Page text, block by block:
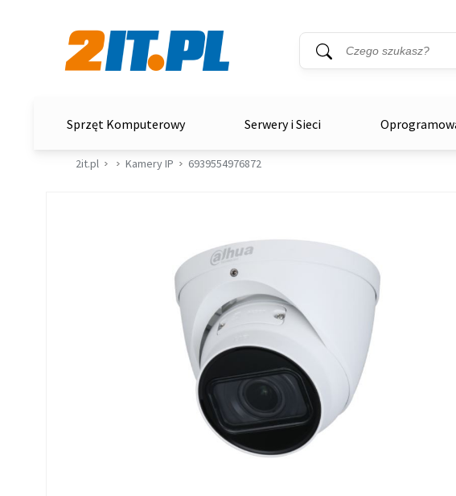
Wyszukiwarka
Słowo kluczowe
Sprzęt Komputerowy Serwery i Sieci
2it.pl Kamery IP 6939554976872